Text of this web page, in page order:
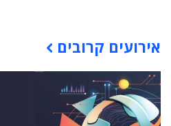
אירועים קרובים